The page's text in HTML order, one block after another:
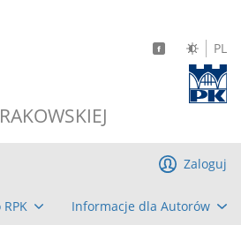
PL
Informacje dla Autorów
Zaloguj